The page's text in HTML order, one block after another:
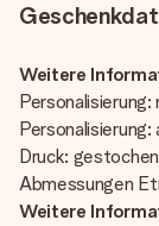
Weitere
Druck:
Abmessungen
Weitere